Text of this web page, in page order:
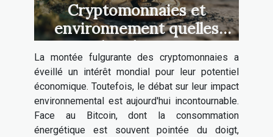
Cryptomonnaies et
environnement quelles
sont les alternatives
durables au Bitcoin
La montée fulgurante des cryptomonnaies a
éveillé un intérêt mondial pour leur potentiel
économique. Toutefois, le débat sur leur impact
environnemental est aujourd'hui incontournable.
Face au Bitcoin, dont la consommation
énergétique est souvent pointée du doigt,